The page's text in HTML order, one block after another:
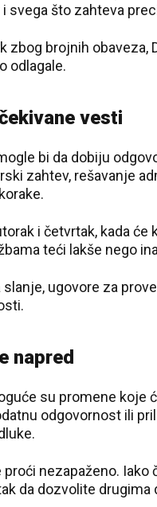
svega što zahteva
zbog brojnih
odlagale.
vesti
bi da dobiju
zahtev, rešavanje
i četvrtak, kada
teći lakše nego
ugovore za
napred
su promene koje
odgovornost ili
nezapaženo.
da dozvolite drugima